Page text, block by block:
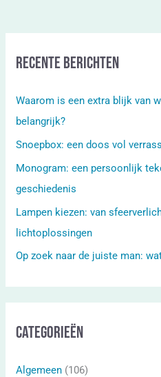
Recente berichten
Waarom is een extra blijk van
belangrijk?
Snoepbox: een doos vol
Monogram: een persoonlijk
geschiedenis
Lampen kiezen: van
lichtoplossingen
Op zoek naar de juiste man:
Categorieën
Algemeen (106)